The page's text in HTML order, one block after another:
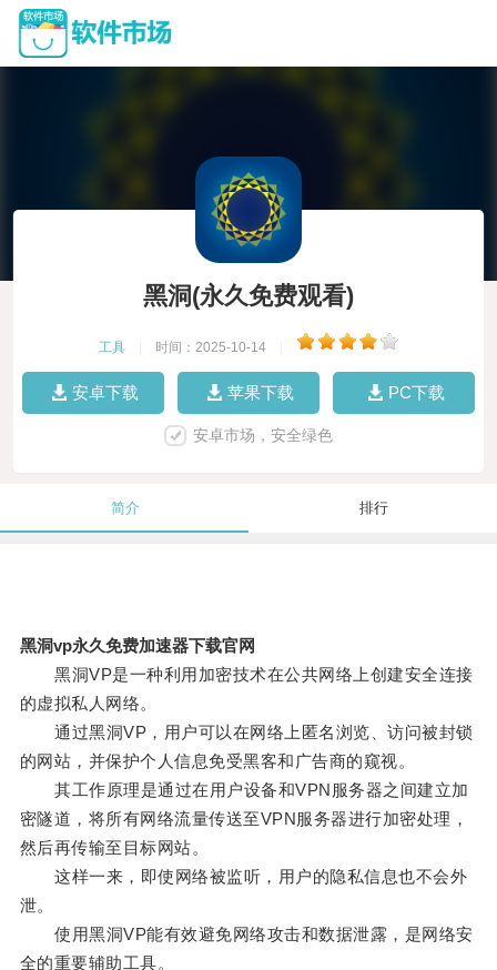
黑洞(永久免费观看)
工具 时间：2025-10-14
安卓下载 苹果下载 PC下载
安卓市场，安全绿色
简介 排行
黑洞vp永久免费加速器下载官网
黑洞VP是一种利用加密技术在公共网络上创建安全连接
的虚拟私人网络。
通过黑洞VP，用户可以在网络上匿名浏览、访问被封锁
的网站，并保护个人信息免受黑客和广告商的窥视。
其工作原理是通过在用户设备和VPN服务器之间建立加
密隧道，将所有网络流量传送至VPN服务器进行加密处理，
然后再传输至目标网站。
这样一来，即使网络被监听，用户的隐私信息也不会外
泄。
使用黑洞VP能有效避免网络攻击和数据泄露，是网络安
全的重要辅助工具。